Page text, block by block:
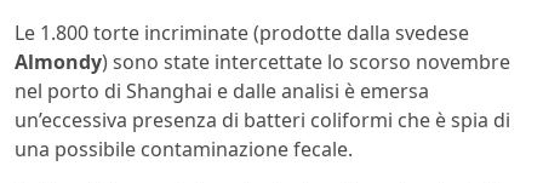
Le 1.800 torte incriminate (prodotte dalla svedese
Almondy) sono state intercettate lo scorso novembre
nel porto di Shanghai e dalle analisi è emersa
un’eccessiva presenza di batteri coliformi che è spia di
una possibile contaminazione fecale.